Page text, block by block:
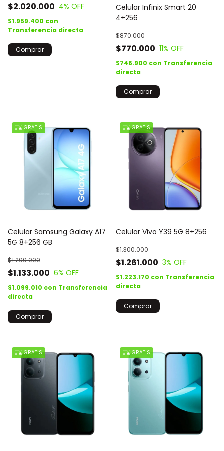
$2.020.000 4% OFF
$1.959.400 con
Transferencia directa
Comprar
Celular Infinix Smart 20
4+256
$770.000
$870.000
11% OFF
$746.900 con Transferencia
directa
Comprar
GRATIS
Celular Samsung Galaxy A17
5G 8+256 GB
$1.133.000
$1.200.000
6% OFF
$1.099.010 con Transferencia
directa
Comprar
GRATIS
Celular Vivo Y39 5G 8+256
$1.261.000
$1.300.000
3% OFF
$1.223.170 con Transferencia
directa
Comprar
GRATIS GRATIS